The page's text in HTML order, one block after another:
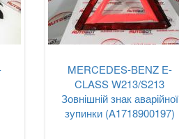
MERCEDES-BENZ E-
CLASS W213/S213
Зовнішній знак аварійної
зупинки (A1718900197)